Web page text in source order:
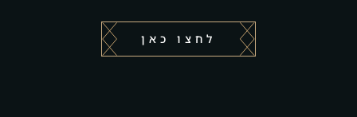
לחצו כאן